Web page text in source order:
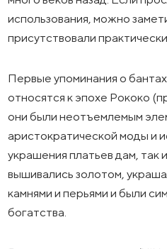
использования, можно
присутствовали
Первые упоминания о
относятся к эпохе Рококо
они были неотъемлемым
аристократической моды и
украшения платьев дам, так
вышивались золотом,
камнями и перьями и были
богатства.